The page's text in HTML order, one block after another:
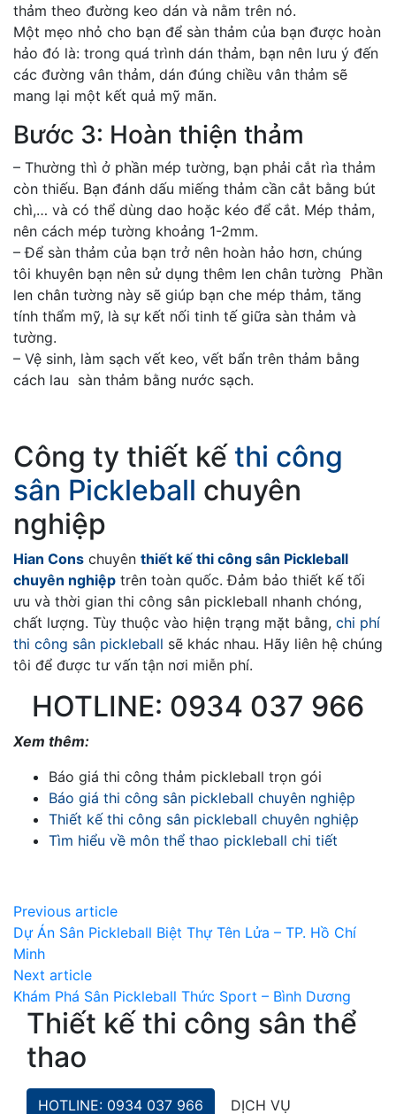
thảm theo đường keo dán và nằm trên nó.
Một mẹo nhỏ cho bạn để sàn thảm của bạn được hoàn
hảo đó là: trong quá trình dán thảm, bạn nên lưu ý đến
các đường vân thảm, dán đúng chiều vân thảm sẽ
mang lại một kết quả mỹ mãn.
Bước 3: Hoàn thiện thảm
– Thường thì ở phần mép tường, bạn phải cắt rìa thảm
còn thiếu. Bạn đánh dấu miếng thảm cần cắt bằng bút
chì,… và có thể dùng dao hoặc kéo để cắt. Mép thảm,
nên cách mép tường khoảng 1-2mm.
– Để sàn thảm của bạn trở nên hoàn hảo hơn, chúng
tôi khuyên bạn nên sử dụng thêm len chân tường Phần
len chân tường này sẽ giúp bạn che mép thảm, tăng
tính thẩm mỹ, là sự kết nối tinh tế giữa sàn thảm và
tường.
– Vệ sinh, làm sạch vết keo, vết bẩn trên thảm bằng
cách lau sàn thảm bằng nước sạch.
Công ty thiết kế thi công
sân Pickleball chuyên
nghiệp
Hian Cons chuyên thiết kế thi công sân Pickleball
chuyên nghiệp trên toàn quốc. Đảm bảo thiết kế tối
ưu và thời gian thi công sân pickleball nhanh chóng,
chất lượng. Tùy thuộc vào hiện trạng mặt bằng, chi phí
thi công sân pickleball sẽ khác nhau. Hãy liên hệ chúng
tôi để được tư vấn tận nơi miễn phí.
HOTLINE: 0934 037 966
Xem thêm:
Báo giá thi công thảm pickleball trọn gói
Báo giá thi công sân pickleball chuyên nghiệp
Thiết kế thi công sân pickleball chuyên nghiệp
Tìm hiểu về môn thể thao pickleball chi tiết
Previous article
Dự Án Sân Pickleball Biệt Thự Tên Lửa – TP. Hồ Chí
Minh
Next article
Khám Phá Sân Pickleball Thức Sport – Bình Dương
Thiết kế thi công sân thể
thao
HOTLINE: 0934 037 966 DỊCH VỤ